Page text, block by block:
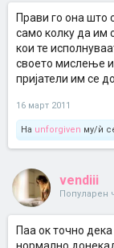
Прави го она што
само колку да им
кои те
своето мислење и
пријатели им се
16 март 2011
На unforgiven му/ѝ
vendiii
Популарен
Паа ок точно дека